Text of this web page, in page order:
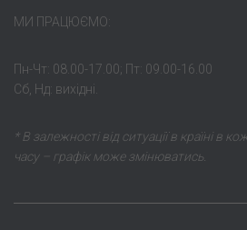
МИ ПРАЦЮЄМО:
Пн-Чт: 08.00-17.00; Пт: 09.00-16.00
Сб, Нд: вихідні.
* В залежності від ситуації в країні в
часу – графік може змінюватись.